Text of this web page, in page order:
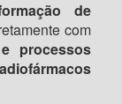
de
com
processos